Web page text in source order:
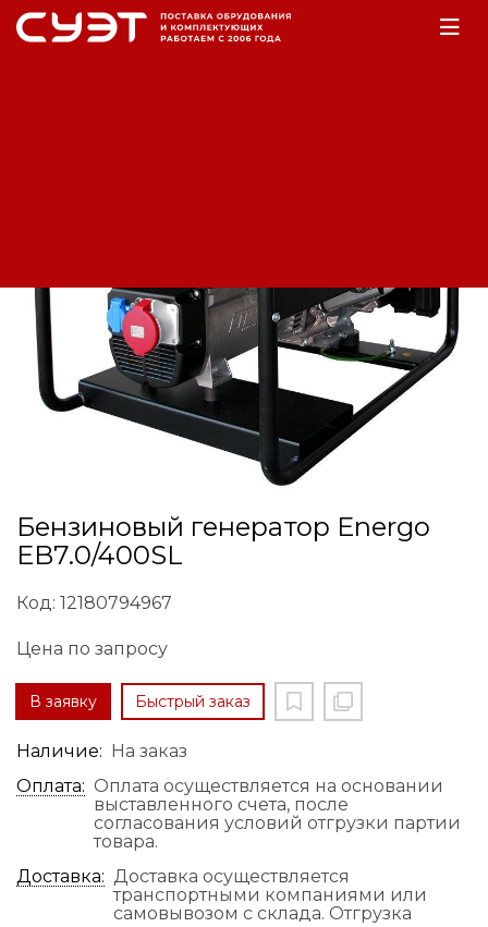
Бензиновый генератор Energo
EB7.0/400SL
Код: 12180794967
Цена по запросу
В заявку Быстрый заказ
Наличие:
На заказ
Оплата: Оплата осуществляется на основании
выставленного счета, после
согласования условий отгрузки партии
товара.
Доставка: Доставка осуществляется
транспортными компаниями или
самовывозом с склада. Отгрузка